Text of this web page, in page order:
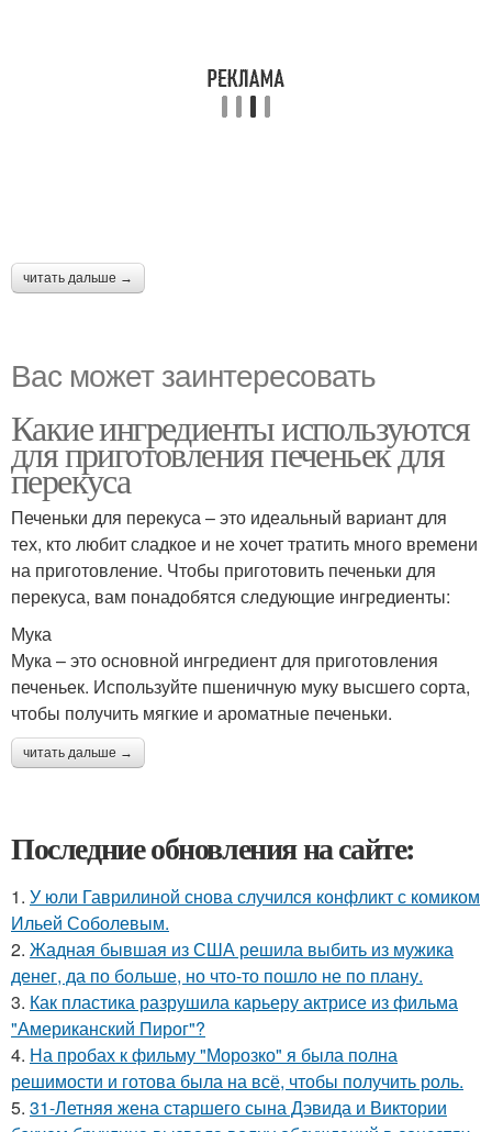
читать дальше →
Вас может заинтересовать
Какие ингредиенты используются
для приготовления печеньек для
перекуса
Печеньки для перекуса – это идеальный вариант для
тех, кто любит сладкое и не хочет тратить много времени
на приготовление. Чтобы приготовить печеньки для
перекуса, вам понадобятся следующие ингредиенты:
Мука
Мука – это основной ингредиент для приготовления
печеньек. Используйте пшеничную муку высшего сорта,
чтобы получить мягкие и ароматные печеньки.
читать дальше →
Последние обновления на сайте:
1. У юли Гаврилиной снова случился конфликт с комиком
Ильей Соболевым.
2. Жадная бывшая из США решила выбить из мужика
денег, да по больше, но что-то пошло не по плану.
3. Как пластика разрушила карьеру актрисе из фильма
"Американский Пирог"?
4. На пробах к фильму "Морозко" я была полна
решимости и готова была на всё, чтобы получить роль.
5. 31-Летняя жена старшего сына Дэвида и Виктории